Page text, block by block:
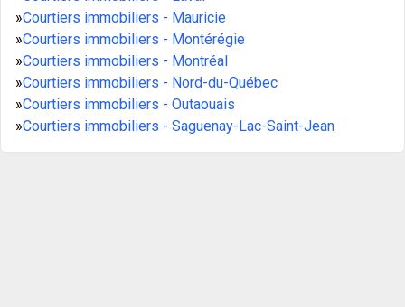
»Courtiers immobiliers - Mauricie
»Courtiers immobiliers - Montérégie
»Courtiers immobiliers - Montréal
»Courtiers immobiliers - Nord-du-Québec
»Courtiers immobiliers - Outaouais
»Courtiers immobiliers - Saguenay-Lac-Saint-Jean